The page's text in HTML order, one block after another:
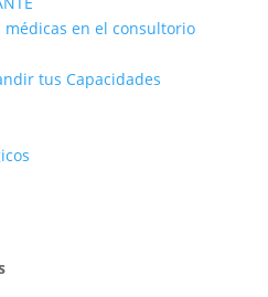
en el consultorio
tus Capacidades